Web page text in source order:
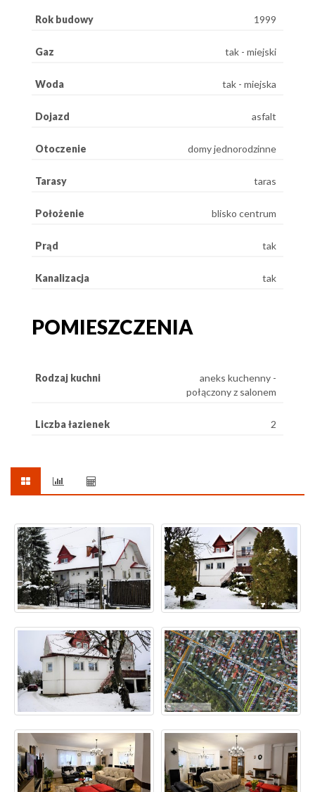
Rok budowy 1999
Gaz tak - miejski
Woda tak - miejska
Dojazd asfalt
Otoczenie domy jednorodzinne
Tarasy taras
Położenie blisko centrum
Prąd tak
Kanalizacja tak
POMIESZCZENIA
Rodzaj kuchni
aneks kuchenny -
połączony z salonem
Liczba łazienek 2